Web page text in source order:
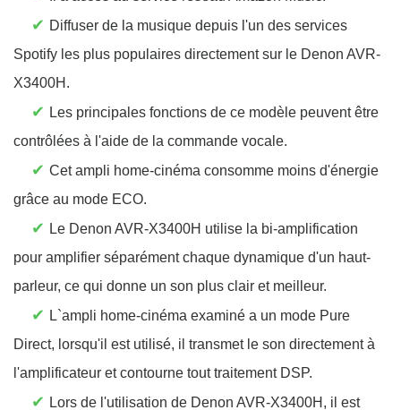
✔ Diffuser de la musique depuis l'un des services
Spotify les plus populaires directement sur le Denon AVR-
X3400H.
✔ Les principales fonctions de ce modèle peuvent être
contrôlées à l'aide de la commande vocale.
✔ Cet ampli home-cinéma consomme moins d'énergie
grâce au mode ECO.
✔ Le Denon AVR-X3400H utilise la bi-amplification
pour amplifier séparément chaque dynamique d'un haut-
parleur, ce qui donne un son plus clair et meilleur.
✔ L`ampli home-cinéma examiné a un mode Pure
Direct, lorsqu'il est utilisé, il transmet le son directement à
l'amplificateur et contourne tout traitement DSP.
✔ Lors de l'utilisation de Denon AVR-X3400H, il est